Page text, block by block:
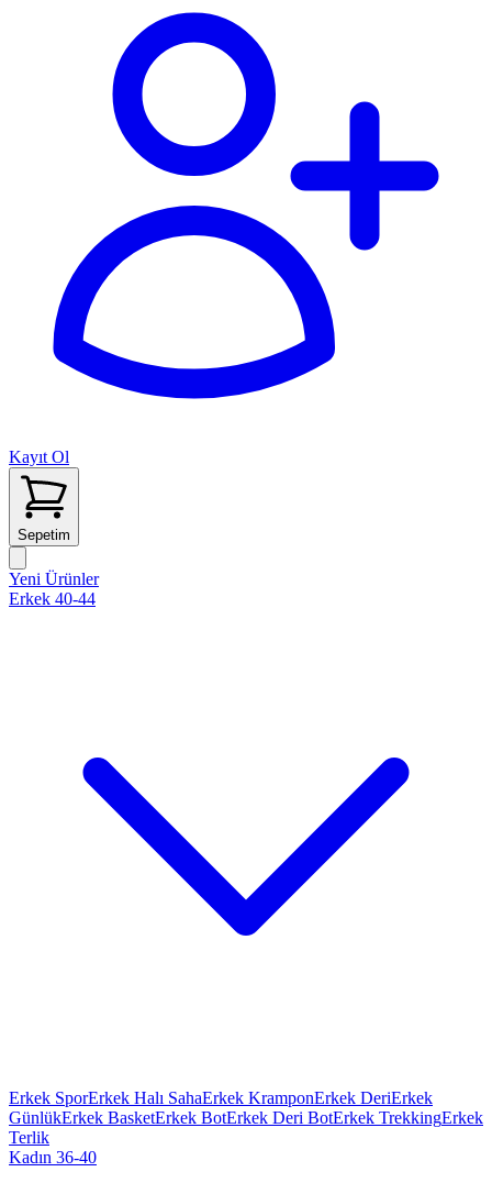
Kayıt Ol
Sepetim
Yeni Ürünler
Erkek 40-44
Erkek SporErkek Halı SahaErkek KramponErkek DeriErkek
GünlükErkek BasketErkek BotErkek Deri BotErkek TrekkingErkek
Terlik
Kadın 36-40